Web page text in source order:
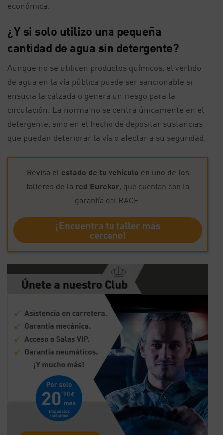
económica.
¿Y si solo utilizo una pequeña
cantidad de agua sin detergente?
Aunque no se utilicen productos químicos, el vertido
de agua en la vía pública puede ser sancionable si
ensucia la calzada o genera un riesgo para la
circulación. La norma no se centra únicamente en el
detergente, sino en el hecho de depositar sustancias
que puedan deteriorar la vía o afectar a su seguridad.
Revisa el estado de tu vehículo en uno de los
talleres de la red Eurekar, que cuentan con la
garantía del RACE.
¡Encuentra tu taller más
cercano!